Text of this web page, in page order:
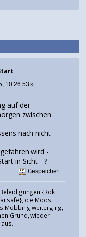
10:26:53 »
auf der
zwischen
nach nicht
wird -
in Sicht - ?
Gespeichert
{Rok
die Mods
Mobbing weiterging,
Grund, wieder